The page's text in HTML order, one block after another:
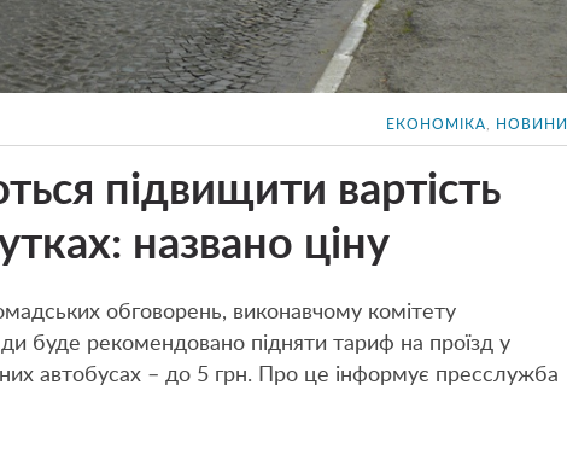
ЕКОНОМІКА НОВИНИ
підвищити вартість
названо ціну
обговорень, виконавчому комітету
буде рекомендовано підняти тариф на проїзд у
автобусах – до 5 грн. Про це інформує пресслужба